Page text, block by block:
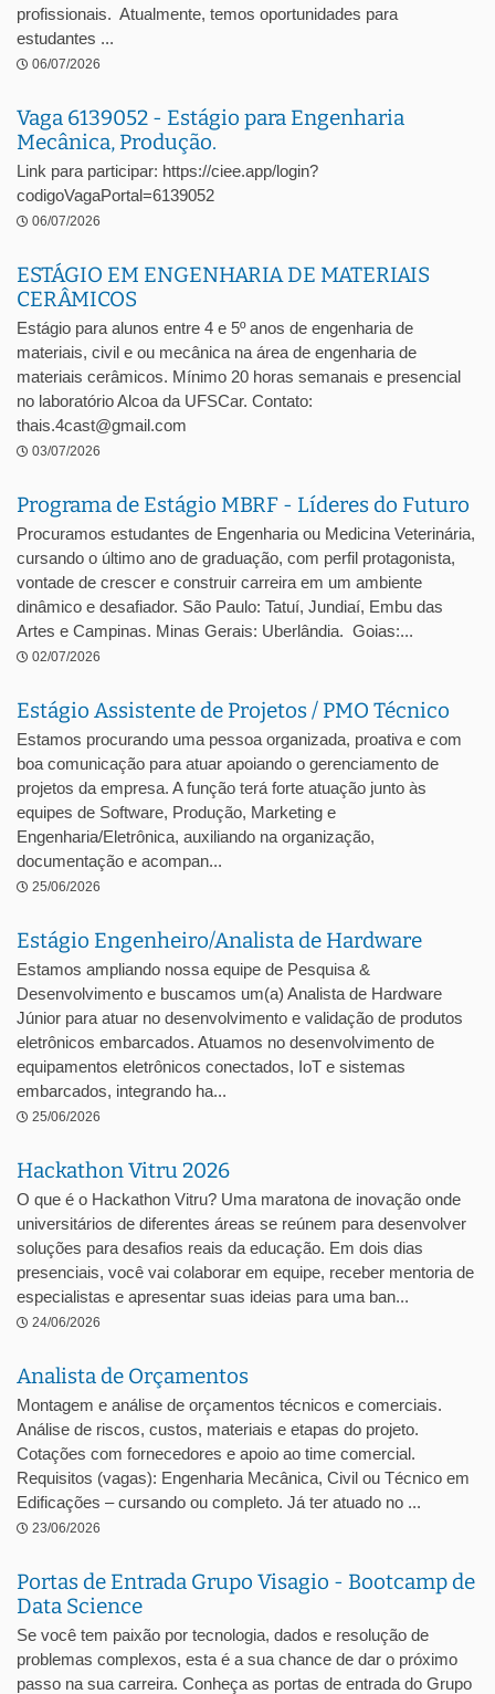
profissionais. Atualmente, temos oportunidades para
estudantes ...
06/07/2026
Vaga 6139052 - Estágio para Engenharia
Mecânica, Produção.
Link para participar: https://ciee.app/login?
codigoVagaPortal=6139052
06/07/2026
ESTÁGIO EM ENGENHARIA DE MATERIAIS
CERÂMICOS
Estágio para alunos entre 4 e 5º anos de engenharia de
materiais, civil e ou mecânica na área de engenharia de
materiais cerâmicos. Mínimo 20 horas semanais e presencial
no laboratório Alcoa da UFSCar. Contato:
thais.4cast@gmail.com
03/07/2026
Programa de Estágio MBRF - Líderes do Futuro
Procuramos estudantes de Engenharia ou Medicina Veterinária,
cursando o último ano de graduação, com perfil protagonista,
vontade de crescer e construir carreira em um ambiente
dinâmico e desafiador. São Paulo: Tatuí, Jundiaí, Embu das
Artes e Campinas. Minas Gerais: Uberlândia. Goias:...
02/07/2026
Estágio Assistente de Projetos / PMO Técnico
Estamos procurando uma pessoa organizada, proativa e com
boa comunicação para atuar apoiando o gerenciamento de
projetos da empresa. A função terá forte atuação junto às
equipes de Software, Produção, Marketing e
Engenharia/Eletrônica, auxiliando na organização,
documentação e acompan...
25/06/2026
Estágio Engenheiro/Analista de Hardware
Estamos ampliando nossa equipe de Pesquisa &
Desenvolvimento e buscamos um(a) Analista de Hardware
Júnior para atuar no desenvolvimento e validação de produtos
eletrônicos embarcados. Atuamos no desenvolvimento de
equipamentos eletrônicos conectados, IoT e sistemas
embarcados, integrando ha...
25/06/2026
Hackathon Vitru 2026
O que é o Hackathon Vitru? Uma maratona de inovação onde
universitários de diferentes áreas se reúnem para desenvolver
soluções para desafios reais da educação. Em dois dias
presenciais, você vai colaborar em equipe, receber mentoria de
especialistas e apresentar suas ideias para uma ban...
24/06/2026
Analista de Orçamentos
Montagem e análise de orçamentos técnicos e comerciais.
Análise de riscos, custos, materiais e etapas do projeto.
Cotações com fornecedores e apoio ao time comercial.
Requisitos (vagas): Engenharia Mecânica, Civil ou Técnico em
Edificações – cursando ou completo. Já ter atuado no ...
23/06/2026
Portas de Entrada Grupo Visagio - Bootcamp de
Data Science
Se você tem paixão por tecnologia, dados e resolução de
problemas complexos, esta é a sua chance de dar o próximo
passo na sua carreira. Conheça as portas de entrada do Grupo